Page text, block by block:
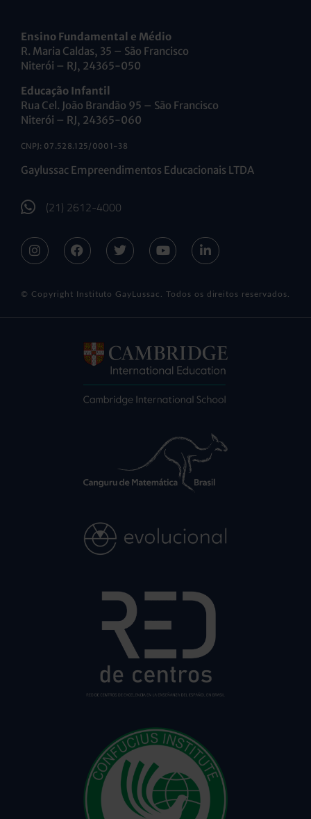
Ensino Fundamental e Médio
R. Maria Caldas, 35 – São Francisco
Niterói – RJ, 24365-050
Educação Infantil
Rua Cel. João Brandão 95 – São Francisco
Niterói – RJ, 24365-060
CNPJ: 07.528.125/0001-38
Gaylussac Empreendimentos Educacionais LTDA
(21) 2612-4000
© Copyright Instituto GayLussac. Todos os direitos reservados.